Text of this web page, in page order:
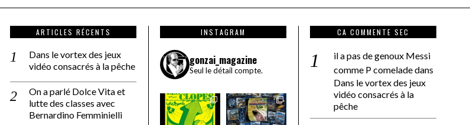
ARTICLES RÉCENTS
Dans le vortex des jeux
vidéo consacrés à la pêche
On a parlé Dolce Vita et
lutte des classes avec
Bernardino Femminielli
INSTAGRAM
gonzai_magazine
Seul le détail compte.
CA COMMENTE SEC
il a pas de genoux Messi
comme P comeladedans
Dans le vortex des jeux
vidéo consacrés à la
pêche